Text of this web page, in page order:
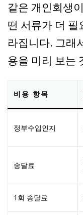
같은 개인회생
떤 서류가 더
라집니다. 그래
용을 미리 보는
비용 항목
정부수입인지
송달료
1회 송달료